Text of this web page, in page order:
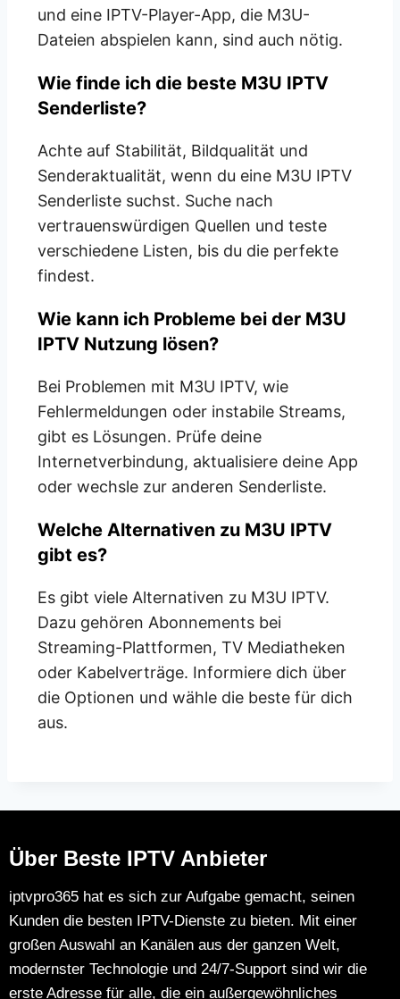
und eine IPTV-Player-App, die M3U-
Dateien abspielen kann, sind auch nötig.
Wie finde ich die beste M3U IPTV
Senderliste?
Achte auf Stabilität, Bildqualität und
Senderaktualität, wenn du eine M3U IPTV
Senderliste suchst. Suche nach
vertrauenswürdigen Quellen und teste
verschiedene Listen, bis du die perfekte
findest.
Wie kann ich Probleme bei der M3U
IPTV Nutzung lösen?
Bei Problemen mit M3U IPTV, wie
Fehlermeldungen oder instabile Streams,
gibt es Lösungen. Prüfe deine
Internetverbindung, aktualisiere deine App
oder wechsle zur anderen Senderliste.
Welche Alternativen zu M3U IPTV
gibt es?
Es gibt viele Alternativen zu M3U IPTV.
Dazu gehören Abonnements bei
Streaming-Plattformen, TV Mediatheken
oder Kabelverträge. Informiere dich über
die Optionen und wähle die beste für dich
aus.
Über Beste IPTV Anbieter
iptvpro365 hat es sich zur Aufgabe gemacht, seinen
Kunden die besten IPTV-Dienste zu bieten. Mit einer
großen Auswahl an Kanälen aus der ganzen Welt,
modernster Technologie und 24/7-Support sind wir die
erste Adresse für alle, die ein außergewöhnliches